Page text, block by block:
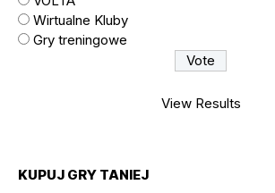
Wirtualne Kluby
Gry treningowe
View Results
KUPUJ GRY TANIEJ